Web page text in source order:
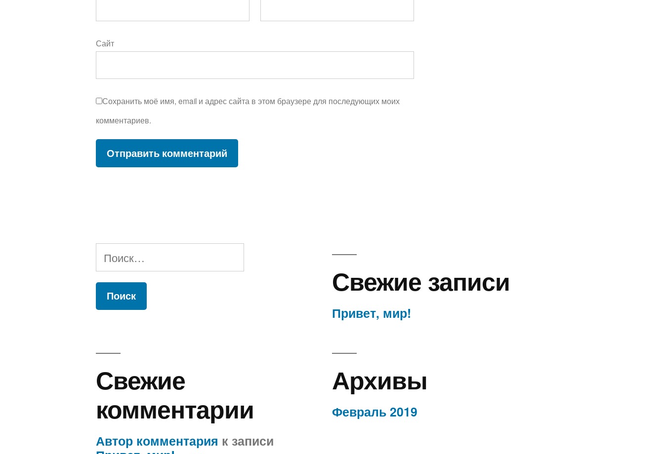
Сайт
Сохранить моё имя, email и адрес сайта в этом браузере для последующих моих
комментариев.
Найти:
Свежие записи
Привет, мир!
Свежие
комментарии
Автор комментария к записи
Архивы
Февраль 2019